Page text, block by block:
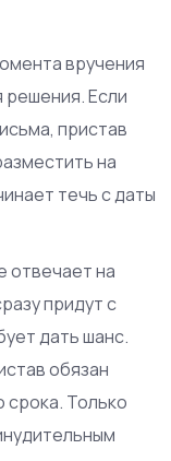
вручения
решения. Если
пристав
на
течь с даты
отвечает на
придут с
дать шанс.
обязан
срока. Только